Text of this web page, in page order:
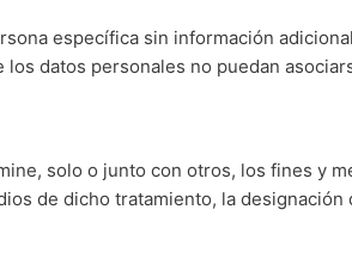
específica sin información
datos personales no puedan
solo o junto con otros, los fines y
de dicho tratamiento, la